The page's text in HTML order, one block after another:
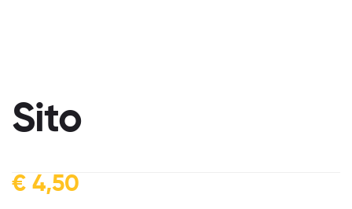
Sito
€ 4,50